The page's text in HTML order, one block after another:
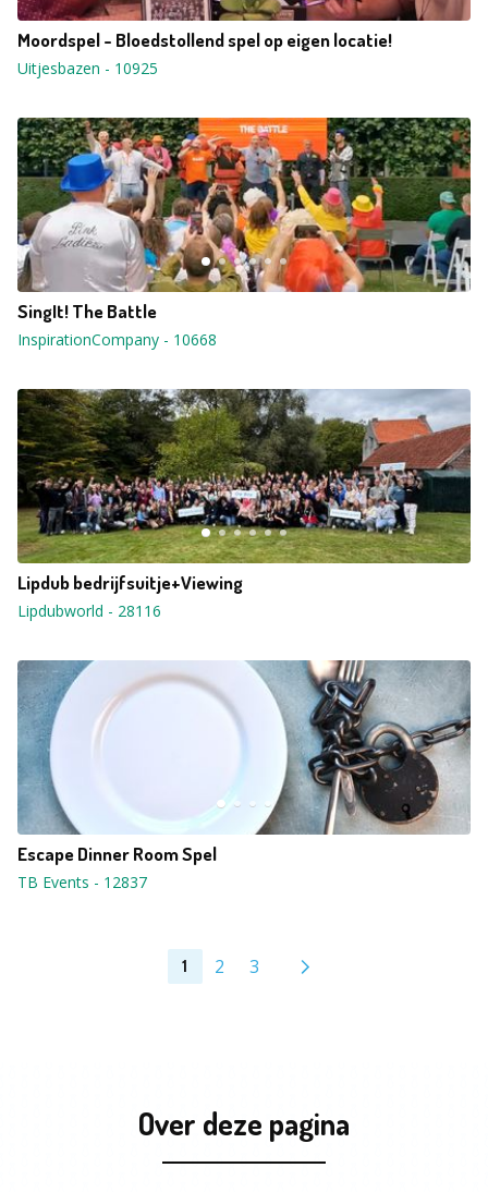
Moordspel - Bloedstollend spel op eigen locatie!
Uitjesbazen - 10925
SingIt! The Battle
InspirationCompany - 10668
Lipdub bedrijfsuitje+Viewing
Lipdubworld - 28116
Escape Dinner Room Spel
TB Events - 12837
1 2 3
Over deze pagina